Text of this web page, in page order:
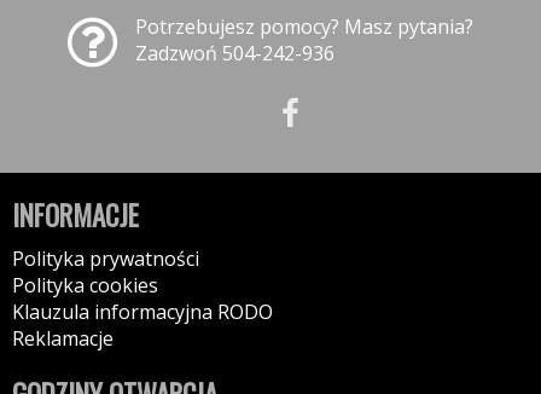
Potrzebujesz pomocy? Masz pytania?
Zadzwoń 504-242-936
INFORMACJE
Polityka prywatności
Polityka cookies
Klauzula informacyjna RODO
Reklamacje